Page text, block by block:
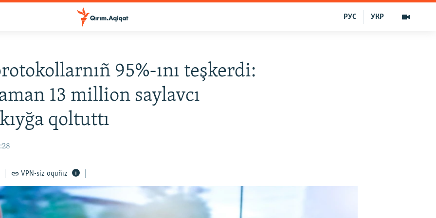
УКР
РУС
95%-ını teşkerdi:
13 million saylavcı
qoltuttı
VPN-siz oquñız